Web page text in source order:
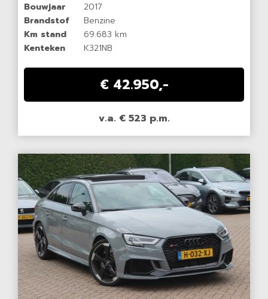
Bouwjaar
2017
Brandstof
Benzine
Km stand
69.683 km
Kenteken
K321NB
€ 42.950,-
v.a. € 523 p.m.